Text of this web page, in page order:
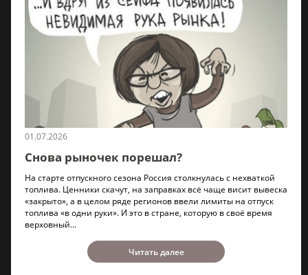
01.07.2026
Снова рыночек порешал?
На старте отпускного сезона Россия столкнулась с нехваткой
топлива. Ценники скачут, на заправках всё чаще висит вывеска
«закрыто», а в целом ряде регионов ввели лимиты на отпуск
топлива «в одни руки». И это в стране, которую в своё время
верховный...
Читать далее